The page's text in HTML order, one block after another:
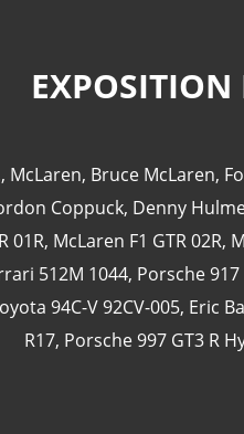
, McLaren, Bruce McLaren,
Coppuck, Denny
01R, McLaren F1 GTR 02R,
512M 1044, Porsche 917
94C-V 92CV-005, Eric
R17, Porsche 997 GT3 R